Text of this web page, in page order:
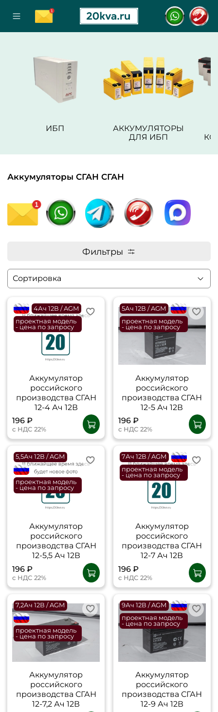
ИБП
АККУМУЛЯТОРЫ
ДЛЯ ИБП
Аккумуляторы СГАН СГАН
Фильтры
flagRU4Ач 12В / AGM
проектная модель
- цена по запросу
Аккумулятор
российского
производства СГАН
12-4 Ач 12В
196 ₽
с НДС 22%
5Ач 12В / AGM
flagRU
проектная модель
- цена по запросу
Аккумулятор
российского
производства СГАН
12-5 Ач 12В
196 ₽
с НДС 22%
5,5Ач 12В / AGM
flagRU
проектная модель
- цена по запросу
Аккумулятор
российского
производства СГАН
12-5,5 Ач 12В
196 ₽
с НДС 22%
7Ач 12В / AGM
flagRU
проектная модель
- цена по запросу
Аккумулятор
российского
производства СГАН
12-7 Ач 12В
196 ₽
с НДС 22%
7,2Ач 12В / AGM
flagRU
проектная модель
- цена по запросу
Аккумулятор
российского
производства СГАН
12-7,2 Ач 12В
9Ач 12В / AGM
flagRU
проектная модель
- цена по запросу
Аккумулятор
российского
производства СГАН
12-9 Ач 12В